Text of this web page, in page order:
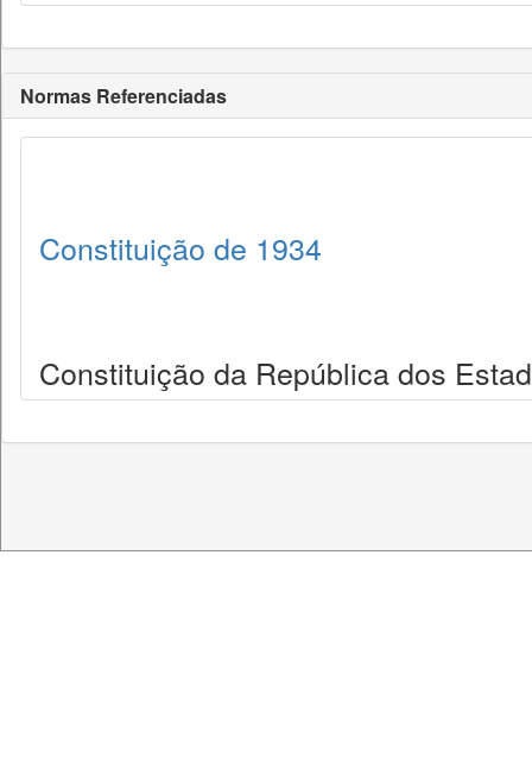
Normas Referenciadas
Constituição de 1934
Constituição da República dos